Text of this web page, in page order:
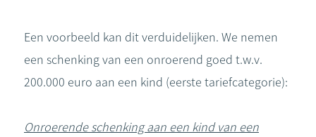
Een voorbeeld kan dit verduidelijken. We nemen
een schenking van een onroerend goed t.w.v.
200.000 euro aan een kind (eerste tariefcategorie):
Onroerende schenking aan een kind van een